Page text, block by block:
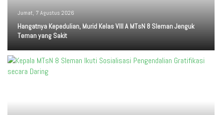
Jumat, 7 Agustus 2026
Hangatnya Kepedulian, Murid Kelas VIII A MTsN 8 Sleman Jenguk
Teman yang Sakit